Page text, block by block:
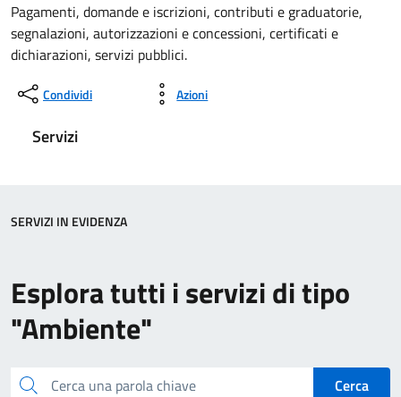
Pagamenti, domande e iscrizioni, contributi e graduatorie,
segnalazioni, autorizzazioni e concessioni, certificati e
dichiarazioni, servizi pubblici.
Condividi Azioni
Servizi
Esplora tutti i servizi di tipo
"Ambiente"
Cerca una parola chiave
Cerca
SERVIZI IN EVIDENZA